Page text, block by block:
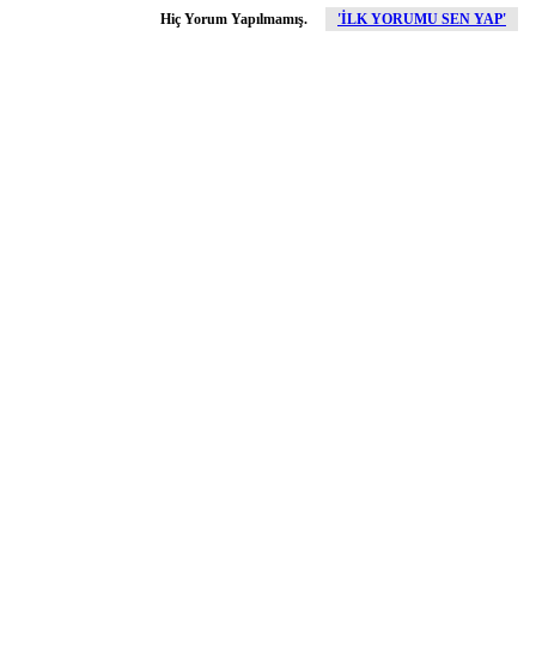
Hiç Yorum Yapılmamış. 'İLK YORUMU SEN YAP'